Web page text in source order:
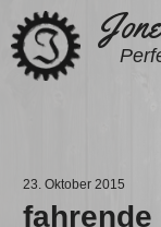
Zum
Inhalt
springen
23. Oktober 2015